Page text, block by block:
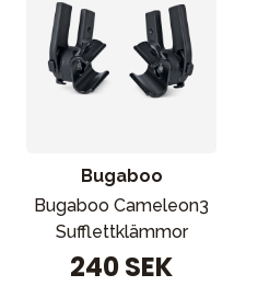
Bugaboo
Bugaboo Cameleon3
Sufflettklämmor
240 SEK